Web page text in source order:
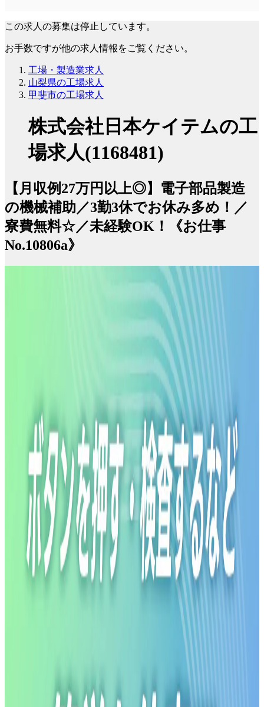
この求人の募集は停止しています。
お手数ですが他の求人情報をご覧ください。
工場・製造業求人
山梨県の工場求人
甲斐市の工場求人
株式会社日本ケイテムの工
場求人(1168481)
【月収例27万円以上◎】電子部品製造
の機械補助／3勤3休でお休み多め！／
寮費無料☆／未経験OK！《お仕事
No.10806a》